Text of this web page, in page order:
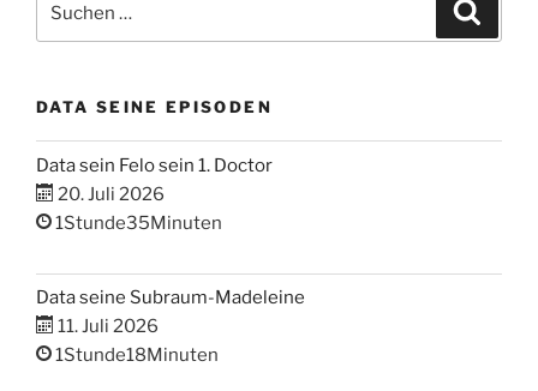
nach:
DATA SEINE EPISODEN
Data sein Felo sein 1. Doctor
20. Juli 2026
1Stunde35Minuten
Data seine Subraum-Madeleine
11. Juli 2026
1Stunde18Minuten